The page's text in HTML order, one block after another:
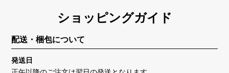
ショッピングガイド
配送・梱包について
発送日